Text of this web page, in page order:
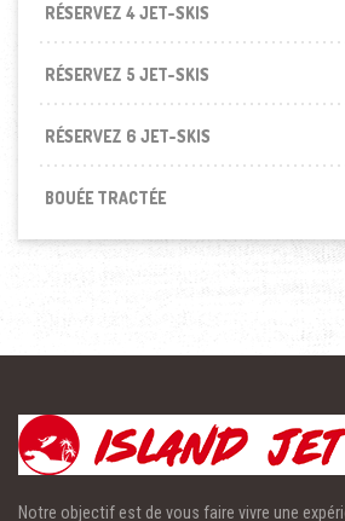
RÉSERVEZ 4 JET-SKIS
RÉSERVEZ 5 JET-SKIS
RÉSERVEZ 6 JET-SKIS
BOUÉE TRACTÉE
Notre objectif est de vous faire vivre une